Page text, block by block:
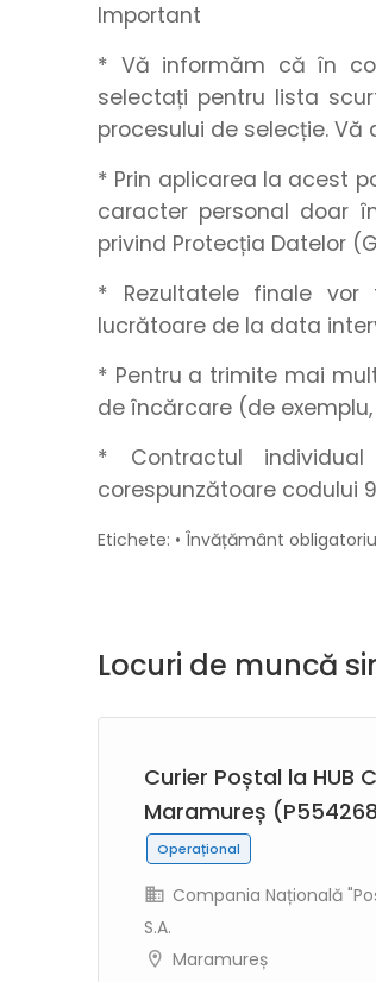
Important
* Vă informăm că în
selectați pentru lista
procesului de selecție.
* Prin aplicarea la acest
caracter personal doar
privind Protecția Datelor
* Rezultatele finale
lucrătoare de la data
* Pentru a trimite mai
de încărcare (de
* Contractul
corespunzătoare codului
Etichete: • Învățământ
Locuri de muncă
Curier Poștal la HUB
Maramureș
Operațional
Compania Națională
S.A.
Maramureș